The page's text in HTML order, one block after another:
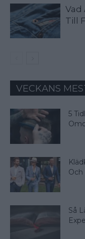
Vad
Till
VECKANS
5
Och
Så